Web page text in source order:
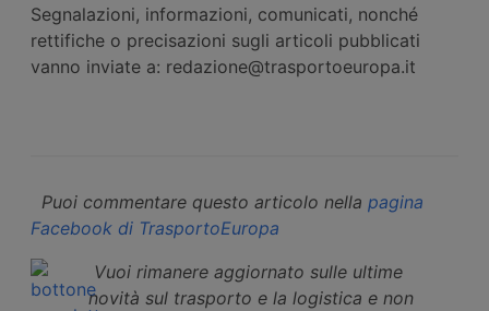
Segnalazioni, informazioni, comunicati, nonché
rettifiche o precisazioni sugli articoli pubblicati
vanno inviate a: redazione@trasportoeuropa.it
Puoi commentare questo articolo nella pagina
Facebook di TrasportoEuropa
Vuoi rimanere aggiornato sulle ultime
novità sul trasporto e la logistica e non